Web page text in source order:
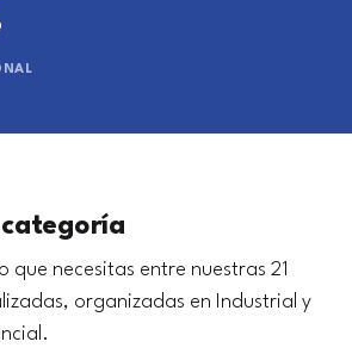
que necesitas entre nuestras 21
organizadas en Industrial y